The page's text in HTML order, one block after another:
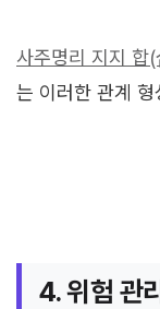
사주명리 지지 합
는 이러한 관계
4. 위험 관